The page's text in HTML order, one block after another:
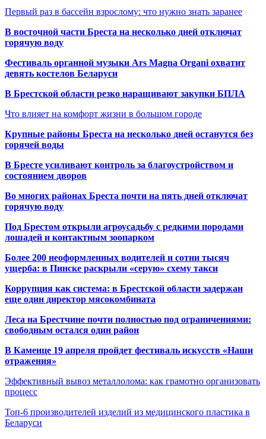
Первый раз в бассейн взрослому: что нужно знать заранее
В восточной части Бреста на несколько дней отключат
горячую воду
Фестиваль органной музыки Ars Magna Organi охватит
девять костелов Беларуси
В Брестской области резко наращивают закупки БПЛА
Что влияет на комфорт жизни в большом городе
Крупные районы Бреста на несколько дней останутся без
горячей воды
В Бресте усиливают контроль за благоустройством и
состоянием дворов
Во многих районах Бреста почти на пять дней отключат
горячую воду
Под Брестом открыли агроусадьбу с редкими породами
лошадей и контактным зоопарком
Более 200 неоформленных водителей и сотни тысяч
ущерба: в Пинске раскрыли «серую» схему такси
Коррупция как система: в Брестской области задержан
еще один директор мясокомбината
Леса на Брестчине почти полностью под ограничениями:
свободным остался один район
В Каменце 19 апреля пройдет фестиваль искусств «Наши
отражения»
Эффективный вывоз металлолома: как грамотно организовать
процесс
Топ-6 производителей изделий из медицинского пластика в
Беларуси